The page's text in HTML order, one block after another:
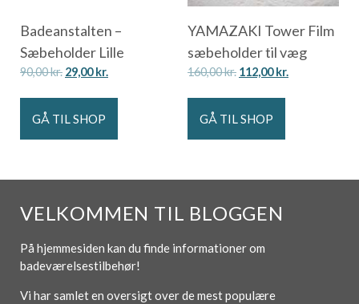
Badeanstalten –
Sæbeholder Lille
90,00kr. 29,00kr.
GÅ TIL SHOP
YAMAZAKI Tower Film
sæbeholder til væg
160,00kr. 112,00kr.
GÅ TIL SHOP
VELKOMMEN TIL BLOGGEN
På hjemmesiden kan du finde informationer om
badeværelsestilbehør!
Vi har samlet en oversigt over de mest populære